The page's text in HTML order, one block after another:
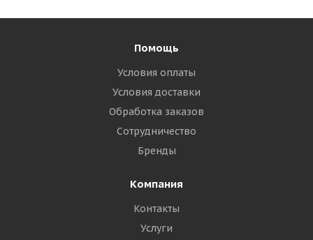
Помощь
Условия оплаты
Условия доставки
Обработка заказов
Сотрудничество
Бренды
Компания
Контакты
Услуги